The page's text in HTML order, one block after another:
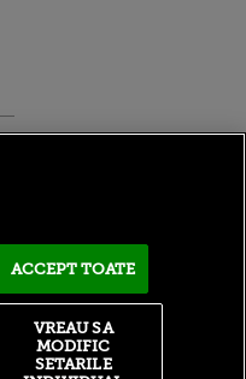
ACCEPT TOATE
VREAU SA
MODIFIC
SETARILE